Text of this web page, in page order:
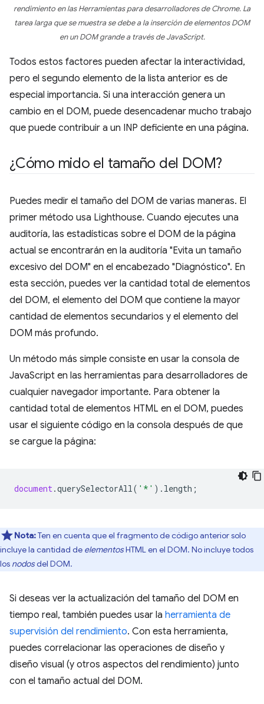
rendimiento en las Herramientas para desarrolladores de Chrome. La
tarea larga que se muestra se debe a la inserción de elementos DOM
en un DOM grande a través de JavaScript.
Todos estos factores pueden afectar la interactividad,
pero el segundo elemento de la lista anterior es de
especial importancia. Si una interacción genera un
cambio en el DOM, puede desencadenar mucho trabajo
que puede contribuir a un INP deficiente en una página.
¿Cómo mido el tamaño del DOM?
Puedes medir el tamaño del DOM de varias maneras. El
primer método usa Lighthouse. Cuando ejecutes una
auditoría, las estadísticas sobre el DOM de la página
actual se encontrarán en la auditoría "Evita un tamaño
excesivo del DOM" en el encabezado "Diagnóstico". En
esta sección, puedes ver la cantidad total de elementos
del DOM, el elemento del DOM que contiene la mayor
cantidad de elementos secundarios y el elemento del
DOM más profundo.
Un método más simple consiste en usar la consola de
JavaScript en las herramientas para desarrolladores de
cualquier navegador importante. Para obtener la
cantidad total de elementos HTML en el DOM, puedes
usar el siguiente código en la consola después de que
se cargue la página:
document.querySelectorAll( '*' ). length ;
Nota:Ten en cuenta que el fragmento de código anterior solo
incluye la cantidad de elementosHTML en el DOM. No incluye todos
los nodosdel DOM.
Si deseas ver la actualización del tamaño del DOM en
tiempo real, también puedes usar la herramienta de
supervisión del rendimiento. Con esta herramienta,
puedes correlacionar las operaciones de diseño y
diseño visual (y otros aspectos del rendimiento) junto
con el tamaño actual del DOM.